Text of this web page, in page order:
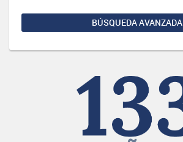
BÚSQUEDA AVANZADA